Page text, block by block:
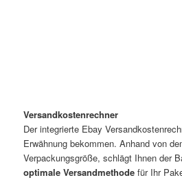
Versandkostenrechner
Der integrierte Ebay
Erwähnung bekommen. Anhand von
Verpackungsgröße, schlägt Ihnen der
optimale Versandmethode für Ihr